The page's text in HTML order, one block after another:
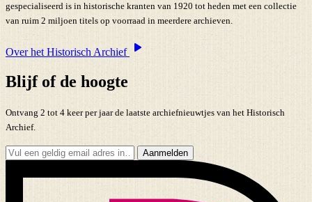
gespecialiseerd is in historische kranten van 1920 tot heden met een collectie
van ruim 2 miljoen titels op voorraad in meerdere archieven.
Over het Historisch Archief
Blijf of de hoogte
Ontvang 2 tot 4 keer per jaar de laatste archiefnieuwtjes van het Historisch
Archief.
Aanmelden